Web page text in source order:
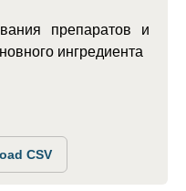
препаратов и
ингредиента
CSV